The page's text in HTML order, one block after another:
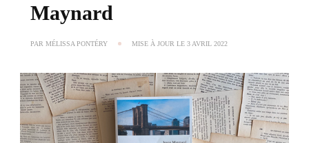
Maynard
PAR MÉLISSA PONTÉRY MISE À JOUR LE 3 AVRIL 2022